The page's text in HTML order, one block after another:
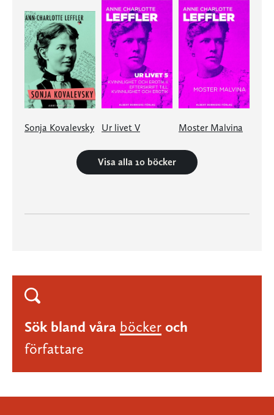
Sonja Kovalevsky Ur livet V Moster Malvina
Visa alla 10 böcker
Sök bland våra böcker och
författare